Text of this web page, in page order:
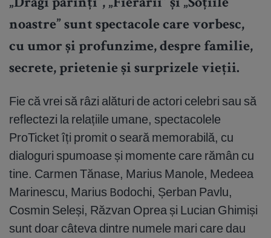
„Dragi părinți”, „Fierarii” și „Soțiile
noastre” sunt spectacole care vorbesc,
cu umor și profunzime, despre familie,
secrete, prietenie și surprizele vieții.
Fie că vrei să râzi alături de actori celebri sau să
reflectezi la relațiile umane, spectacolele
ProTicket îți promit o seară memorabilă, cu
dialoguri spumoase și momente care rămân cu
tine. Carmen Tănase, Marius Manole, Medeea
Marinescu, Marius Bodochi, Șerban Pavlu,
Cosmin Seleși, Răzvan Oprea și Lucian Ghimiși
sunt doar câteva dintre numele mari care dau